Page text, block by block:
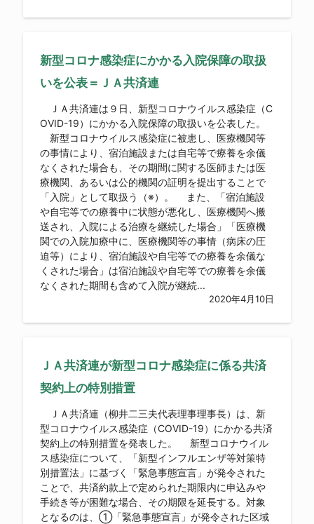
新型コロナ感染症にかかる入院保障の取扱
いを公表＝ＪＡ共済連
ＪＡ共済連は９日、新型コロナウイルス感染症（C
OVID-19）にかかる入院保障の取扱いを公表した。
新型コロナウイルス感染症に被患し、医療機関等
の事情により、宿泊施設または自宅等で療養を余儀
なくされた場合も、その期間に関する医師または医
療機関、あるいは公的機関の証明を提出することで
「入院」として取扱う（※）。 また、「宿泊施設
や自宅等での療養中に状態が悪化し、医療機関へ搬
送され、入院による治療を継続した場合」「医療機
関での入院加療中に、医療機関等の事情（病床の圧
迫等）により、宿泊施設や自宅等での療養を余儀な
くされた場合」は宿泊施設や自宅等での療養を余儀
なくされた期間も含めて入院が継続...
2020年4月10日
ＪＡ共済連が新型コロナ感染症に係る共済
契約上の特別措置
ＪＡ共済連（柳井二三夫代表理事理事長）は、新
型コロナウイルス感染症（COVID-19）にかかる共済
契約上の特別措置を発表した。 新型コロナウイル
ス感染症について、「新型インフルエンザ等対策特
別措置法」に基づく「緊急事態宣言」が発令された
ことで、共済約款上で定められた期限内に申込みや
手続き等が困難な場合、その期限を延長する。対象
となるのは、①「緊急事態宣言」が発令された区域